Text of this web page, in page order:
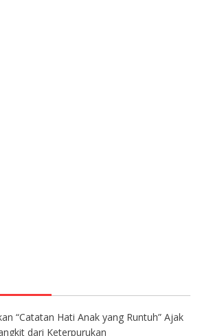
“Catatan Hati Anak yang Runtuh” Ajak
dari Keterpurukan